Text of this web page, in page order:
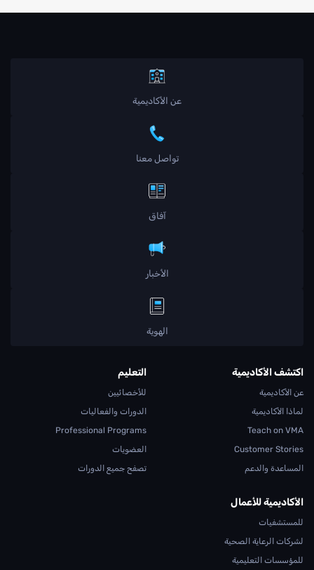
عن الأكاديمية
تواصل معنا
آفاق
الأخبار
الهوية
اكتشف الأكاديمية
عن الأكاديمية
لماذا الأكاديمية
Teach on VMA
Customer Stories
المساعدة والدعم
التعليم
للأخصائيين
الدورات والفعاليات
Professional Programs
العضويات
تصفح جميع الدورات
الأكاديمية للأعمال
للمستشفيات
لشركات الرعاية الصحية
للمؤسسات التعليمية